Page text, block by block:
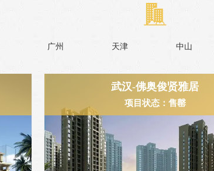
广州 天津 中山
武汉-佛奥俊贤雅居
项目状态：售罄